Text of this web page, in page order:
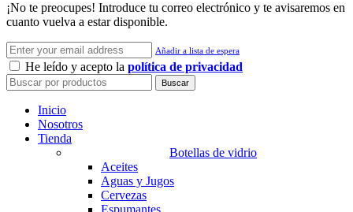
¡No te preocupes! Introduce tu correo electrónico y te avisaremos en
cuanto vuelva a estar disponible.
Añadir a lista de espera
He leído y acepto la política de privacidad
Buscar
Inicio
Nosotros
Tienda
Botellas de vidrio
Aceites
Aguas y Jugos
Cervezas
Espumantes